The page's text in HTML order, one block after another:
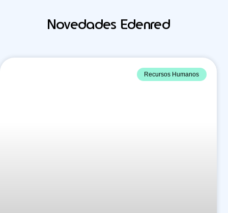
Novedades Edenred
Recursos Humanos